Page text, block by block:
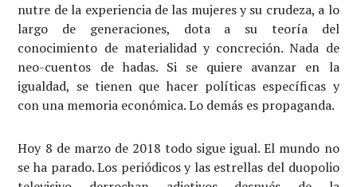
nutre de la experiencia de las mujeres y su crudeza, a lo
largo de generaciones, dota a su teoría del
conocimiento de materialidad y concreción. Nada de
neo-cuentos de hadas. Si se quiere avanzar en la
igualdad, se tienen que hacer políticas específicas y
con una memoria económica. Lo demás es propaganda.
Hoy 8 de marzo de 2018 todo sigue igual. El mundo no
se ha parado. Los periódicos y las estrellas del duopolio